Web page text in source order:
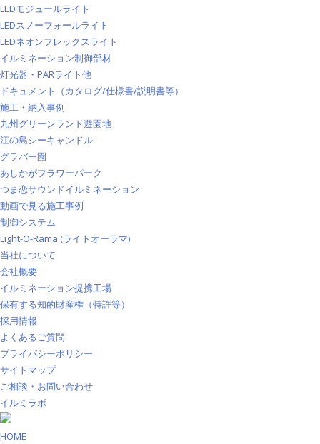
LEDモジュールライト
LEDスノーフォールライト
LEDネオンフレックスライト
イルミネーション制御部材
灯光器・PARライト他
ドキュメント（カタログ/仕様書/説明書等）
施工・納入事例
九州グリーンランド遊園地
江の島シーキャンドル
グラバー園
あしかがフラワーパーク
つま恋サウンドイルミネーション
動画で見る施工事例
制御システム
Light-O-Rama (ライトオーラマ)
当社について
会社概要
イルミネーション提携工場
保有する知的財産権（特許等）
採用情報
よくあるご質問
プライバシーポリシー
サイトマップ
ご相談・お問い合わせ
イルミラボ
HOME